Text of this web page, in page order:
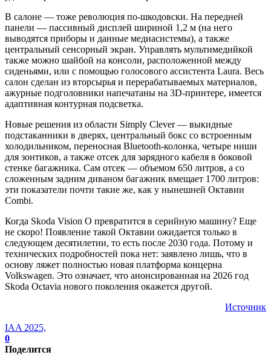
В салоне — тоже революция по-шкодовски. На передней
панели — пассивный дисплей шириной 1,2 м (на него
выводятся приборы и данные медиасистемы), а также
центральный сенсорный экран. Управлять мультимедийкой
также можно шайбой на консоли, расположенной между
сиденьями, или с помощью голосового ассистента Laura. Весь
салон сделан из вторсырья и перерабатываемых материалов,
ажурные подголовники напечатаны на 3D-принтере, имеется
адаптивная контурная подсветка.
Новые решения из области Simply Clever — выкидные
подстаканники в дверях, центральный бокс со встроенным
холодильником, переносная Bluetooth-колонка, четыре ниши
для зонтиков, а также отсек для зарядного кабеля в боковой
стенке багажника. Сам отсек — объемом 650 литров, а со
сложенным задним диваном багажник вмещает 1700 литров:
эти показатели почти такие же, как у нынешней Октавии
Combi.
Когда Skoda Vision O превратится в серийную машину? Еще
не скоро! Появление такой Октавии ожидается только в
следующем десятилетии, то есть после 2030 года. Потому и
технических подробностей пока нет: заявлено лишь, что в
основу ляжет полностью новая платформа концерна
Volkswagen. Это означает, что анонсированная на 2026 год
Skoda Octavia нового поколения окажется другой.
Источник
IAA 2025,
0
Поделится